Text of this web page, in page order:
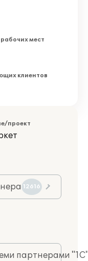
мест
клиентов
проект
12616
партнерами